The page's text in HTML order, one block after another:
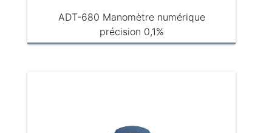
ADT-680 Manomètre numérique
précision 0,1%